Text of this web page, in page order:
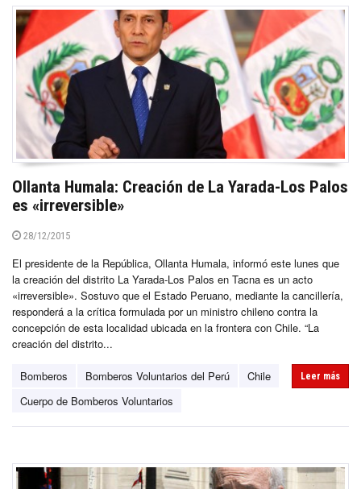
Ollanta Humala: Creación de La Yarada-Los Palos
es «irreversible»
28/12/2015
El presidente de la República, Ollanta Humala, informó este lunes que
la creación del distrito La Yarada-Los Palos en Tacna es un acto
«irreversible». Sostuvo que el Estado Peruano, mediante la cancillería,
responderá a la crítica formulada por un ministro chileno contra la
concepción de esta localidad ubicada en la frontera con Chile. “La
creación del distrito...
Bomberos Bomberos Voluntarios del Perú
Chile
Cuerpo de Bomberos Voluntarios
Leer más